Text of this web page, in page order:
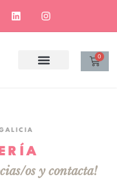
0
os y contacta!